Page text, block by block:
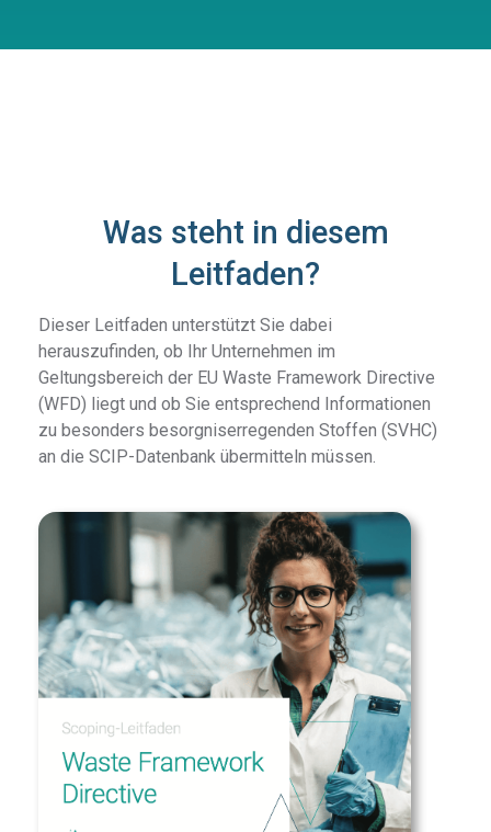
Was steht in diesem
Leitfaden?
Dieser Leitfaden unterstützt Sie dabei
herauszufinden, ob Ihr Unternehmen im
Geltungsbereich der EU Waste Framework Directive
(WFD) liegt und ob Sie entsprechend Informationen
zu besonders besorgniserregenden Stoffen (SVHC)
an die SCIP-Datenbank übermitteln müssen.